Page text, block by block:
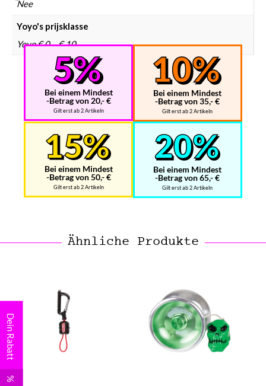
Nee
Yoyo's prijsklasse
Yoyo € 0 – € 10
Bei einem Mindest
-Betrag von 20,- €
Gilt erst ab 2 Artikeln
Bei einem Mindest
-Betrag von 35,- €
Gilt erst ab 2 Artikeln
Bei einem Mindest
-Betrag von 50,- €
Gilt erst ab 2 Artikeln
Bei einem Mindest
-Betrag von 65,- €
Gilt erst ab 2 Artikeln
Ähnliche Produkte
Dein Rabatt
%